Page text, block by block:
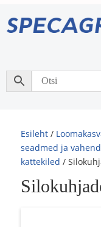
Esileht /
seadmed ja
kattekiled /